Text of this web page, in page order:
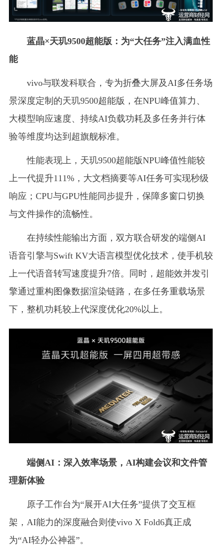
蓝晶×天玑9500超能版：为“大任务”注入满血性
能
vivo与联发科联合，专为折叠大屏及AI多任务场
景深度定制的天玑9500超能版，在NPU峰值算力、
大模型响应速度、持续AI负载功耗及多任务并行体
验等维度均达到超旗舰标准。
性能表现上，天玑9500超能版NPU峰值性能较
上一代提升111%，大文档摘要等AI任务可实现秒级
响应；CPU与GPU性能同步提升，保障多窗口切换
与文件操作的流畅性。
在持续性能输出方面，双方联合研发的端侧AI
语音引擎与Swift KV大语言模型优化技术，使手机较
上一代语音转写速度提升7倍。同时，超能效并发引
擎通过重构图像数据渲染链路，在多任务重载场景
下，整机功耗较上代深度优化20%以上。
端侧AI：深入效率场景，AI构建会议和文件管
理新体验
原子工作台为“展开AI大任务”提供了交互框
架，AI能力的深度融合则使vivo X Fold6真正成
为“AI轻办公神器”。